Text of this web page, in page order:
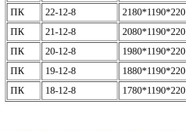
ПК
22-12-8 2180*1190*220
ПК
21-12-8 2080*1190*220
ПК
20-12-8 1980*1190*220
ПК
19-12-8 1880*1190*220
ПК
18-12-8 1780*1190*220